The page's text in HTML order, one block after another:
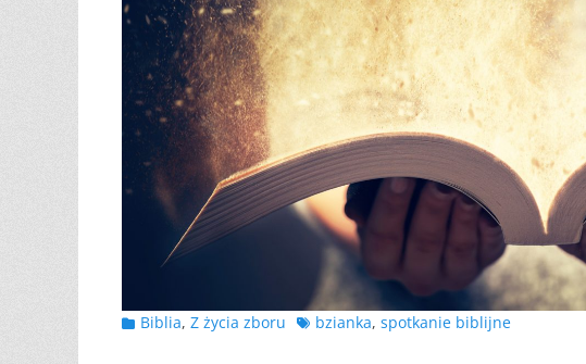
Kategorii
Biblia, Z życia zboru Tagów
bzianka, spotkanie biblijne